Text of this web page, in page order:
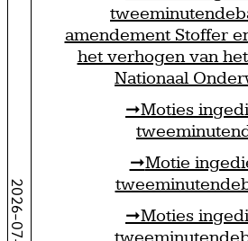
2026-07-02
amendement Stoffer
het verhogen van
Nationaal
Moties
Motie
Moties